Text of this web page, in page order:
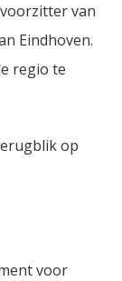
van
Eindhoven.
regio te
op
voor